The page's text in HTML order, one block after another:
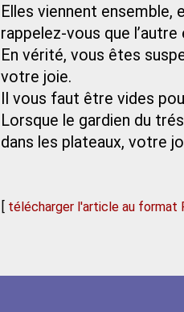
Elles viennent ensemble,
rappelez-vous que
En vérité, vous êtes
votre joie.
Il vous faut être vides
Lorsque le gardien du
dans les plateaux, votre
[ télécharger l'article au format